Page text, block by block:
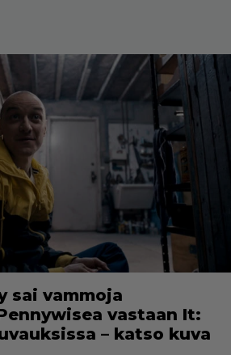
sai vammoja
vastaan It:
– katso kuva